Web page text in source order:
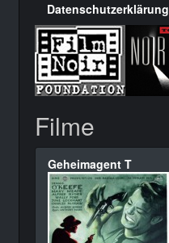
Datenschutzerklärung
Filme
Geheimagent T